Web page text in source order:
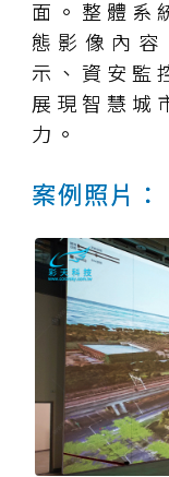
面。整體系
態影像內
示、資安監
展現智慧城
力。
案例照片：